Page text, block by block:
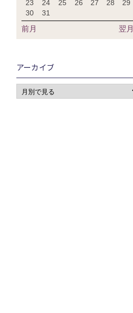
23
24 25 26 27 28
29
30
31
前月 翌月
アーカイブ